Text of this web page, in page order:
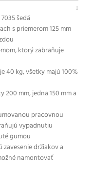
šedá
s priemerom 125 mm
ktorý zabraňuje
40 kg, všetky majú 100%
200 mm, jedna 150 mm a
pracovnou
vypadnutiu
gumou
držiakov a
namontovať